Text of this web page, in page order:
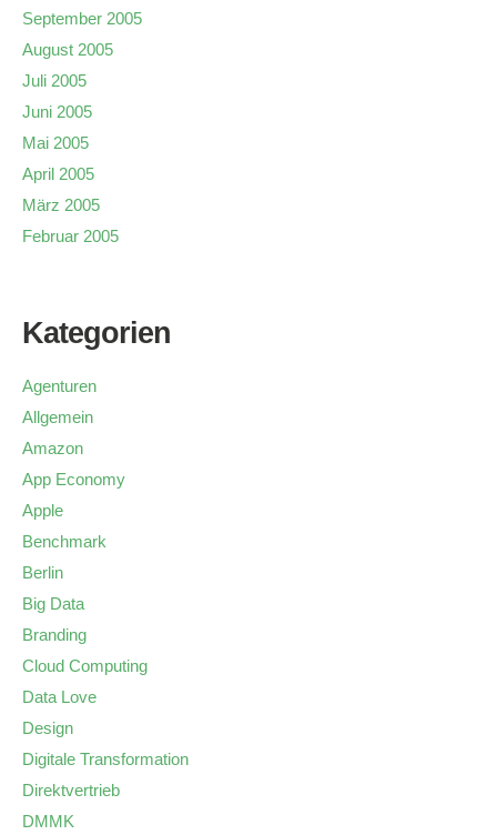
September 2005
August 2005
Juli 2005
Juni 2005
Mai 2005
April 2005
März 2005
Februar 2005
Kategorien
Agenturen
Allgemein
Amazon
App Economy
Apple
Benchmark
Berlin
Big Data
Branding
Cloud Computing
Data Love
Design
Digitale Transformation
Direktvertrieb
DMMK